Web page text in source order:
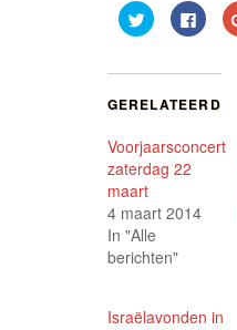
Klik
om
in
venster
geopend)
Klik
om
in
venster
GERELATEERD
Voorjaarsconcert
zaterdag 22
maart
4 maart 2014
In "Alle
berichten"
Israëlavonden in